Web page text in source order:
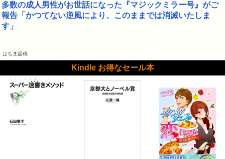
多数の成人男性がお世話になった『マジックミラー号』がご
報告「かつてない逆風により、このままでは消滅いたしま
す」
はちま起稿
Kindle お得なセール本